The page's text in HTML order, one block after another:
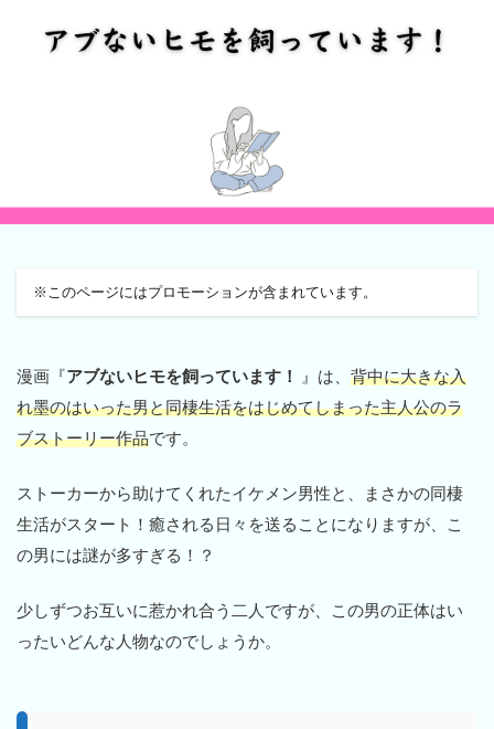
※このページにはプロモーションが含まれています。
漫画『アブないヒモを飼っています！ 』は、 背中に大きな入
れ墨のはいった男と同棲生活をはじめてしまった主人公のラ
ブストーリー作品です。
ストーカーから助けてくれたイケメン男性と、まさかの同棲
生活がスタート！癒される日々を送ることになりますが、こ
の男には謎が多すぎる！？
少しずつお互いに惹かれ合う二人ですが、この男の正体はい
ったいどんな人物なのでしょうか。